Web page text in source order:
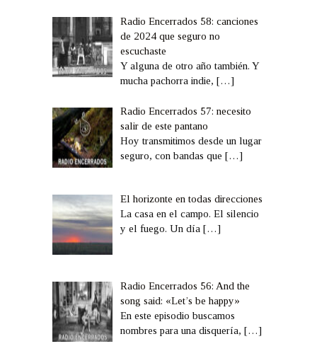
Radio Encerrados 58: canciones
de 2024 que seguro no
escuchaste
Y alguna de otro año también. Y
mucha pachorra indie,[…]
Radio Encerrados 57: necesito
salir de este pantano
Hoy transmitimos desde un lugar
seguro, con bandas que[…]
El horizonte en todas direcciones
La casa en el campo. El silencio
y el fuego. Un día[…]
Radio Encerrados 56: And the
song said: «Let’s be happy»
En este episodio buscamos
nombres para una disquería,[…]